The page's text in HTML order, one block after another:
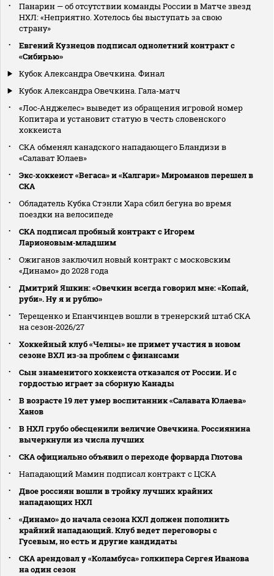
Панарин — об отсутствии команды России в Матче звезд
НХЛ: «Неприятно. Хотелось бы выступать за свою
страну»
Евгений Кузнецов подписал однолетний контракт с
«Сибирью»
Кубок Александра Овечкина. Финал
Кубок Александра Овечкина. Гала-матч
«Лос‑Анджелес» выведет из обращения игровой номер
Копитара и установит статую в честь словенского
хоккеиста
СКА обменял канадского нападающего Бландизи в
«Салават Юлаев»
Экс‑хоккеист «Вегаса» и «Калгари» Мироманов перешел в
СКА
Обладатель Кубка Стэнли Хара сбил бегуна во время
поездки на велосипеде
СКА подписал пробный контракт с Игорем
Ларионовым‑младшим
Ожиганов заключил новый контракт с московским
«Динамо» до 2028 года
Дмитрий Яшкин: «Овечкин всегда говорил мне: «Копай,
руби». Ну я и рублю»
Терещенко и Епанчинцев вошли в тренерский штаб СКА
на сезон‑2026/27
Хоккейный клуб «Челны» не примет участия в новом
сезоне ВХЛ из‑за проблем с финансами
Сын знаменитого хоккеиста отказался от России. И с
гордостью играет за сборную Канады
В возрасте 19 лет умер воспитанник «Салавата Юлаева»
Ханов
В НХЛ грубо обесценили величие Овечкина. Россиянина
вычеркнули из числа лучших
СКА официально объявил о переходе форварда Глотова
Нападающий Мамин подписал контракт с ЦСКА
Двое россиян вошли в тройку лучших крайних
нападающих НХЛ
«Динамо» до начала сезона КХЛ должен пополнить
крайний нападающий. Клуб ведет переговоры с
Гусевым, но есть и другие кандидаты
СКА арендовал у «Коламбуса» голкипера Сергея Иванова
на один сезон